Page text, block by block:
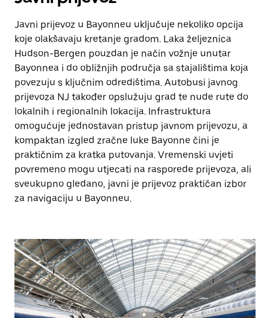
Javni prijevoz u Bayonneu uključuje nekoliko opcija
koje olakšavaju kretanje gradom. Laka željeznica
Hudson-Bergen pouzdan je način vožnje unutar
Bayonnea i do obližnjih područja sa stajalištima koja
povezuju s ključnim odredištima. Autobusi javnog
prijevoza NJ također opslužuju grad te nude rute do
lokalnih i regionalnih lokacija. Infrastruktura
omogućuje jednostavan pristup javnom prijevozu, a
kompaktan izgled zračne luke Bayonne čini je
praktičnim za kratka putovanja. Vremenski uvjeti
povremeno mogu utjecati na rasporede prijevoza, ali
sveukupno gledano, javni je prijevoz praktičan izbor
za navigaciju u Bayonneu.